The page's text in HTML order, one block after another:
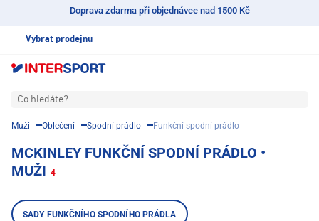
Doprava zdarma při objednávce nad 1500 Kč
Vybrat prodejnu
Co hledáte?
Muži Oblečení Spodní prádlo Funkční spodní prádlo
MCKINLEY FUNKČNÍ SPODNÍ PRÁDLO •
MUŽI 4
SADY FUNKČNÍHO SPODNÍHO PRÁDLA